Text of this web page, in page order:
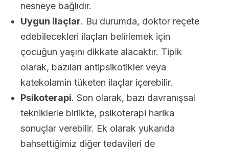
nesneye bağlıdır.
Uygun ilaçlar. Bu durumda, doktor reçete
edebilecekleri ilaçları belirlemek için
çocuğun yaşını dikkate alacaktır. Tipik
olarak, bazıları antipsikotikler veya
katekolamin tüketen ilaçlar içerebilir.
Psikoterapi. Son olarak, bazı davranışsal
tekniklerle birlikte, psikoterapi harika
sonuçlar verebilir. Ek olarak yukarıda
bahsettiğimiz diğer tedavileri de